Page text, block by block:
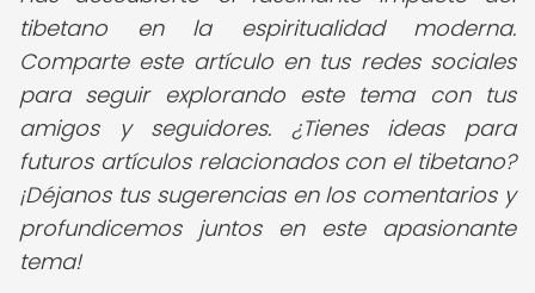
tibetano en la espiritualidad moderna.
Comparte este artículo en tus redes sociales
para seguir explorando este tema con tus
amigos y seguidores. ¿Tienes ideas para
futuros artículos relacionados con el tibetano?
¡Déjanos tus sugerencias en los comentarios y
profundicemos juntos en este apasionante
tema!